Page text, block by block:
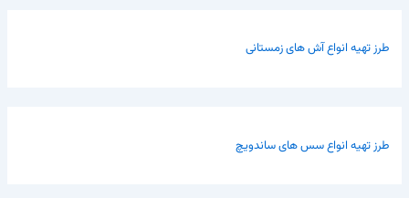
طرز تهیه انواع آش های زمستانی
طرز تهیه انواع سس های ساندویچ